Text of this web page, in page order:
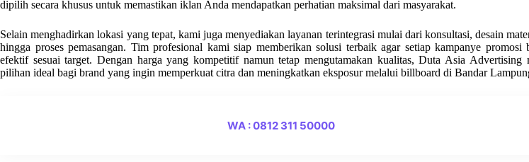
dipilih secara khusus untuk memastikan iklan Anda mendapatkan perhatian maksimal dari masyarakat.
Selain menghadirkan lokasi yang tepat, kami juga menyediakan layanan terintegrasi mulai dari konsultasi, desain
hingga proses pemasangan. Tim profesional kami siap memberikan solusi terbaik agar setiap kampanye promosi
efektif sesuai target. Dengan harga yang kompetitif namun tetap mengutamakan kualitas, Duta Asia Advertising
pilihan ideal bagi brand yang ingin memperkuat citra dan meningkatkan eksposur melalui billboard di Bandar
WA : 0812 311 50000